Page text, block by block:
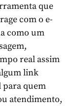
que
com o e-
como um
real assim
link
para quem
atendimento,